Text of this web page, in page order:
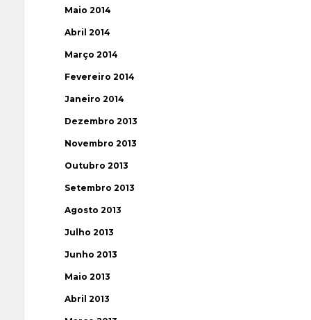
Maio 2014
Abril 2014
Março 2014
Fevereiro 2014
Janeiro 2014
Dezembro 2013
Novembro 2013
Outubro 2013
Setembro 2013
Agosto 2013
Julho 2013
Junho 2013
Maio 2013
Abril 2013